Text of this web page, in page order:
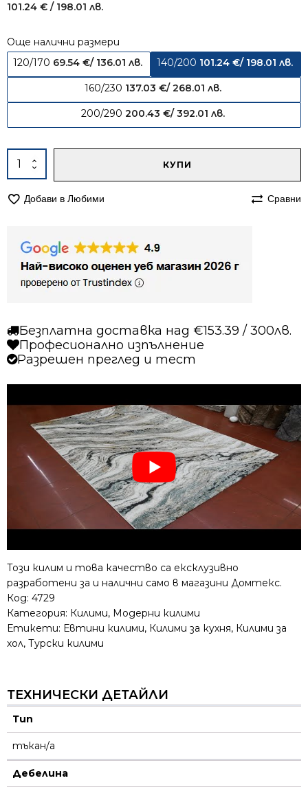
101.24 € / 198.01 лв.
Още налични размери
120/170 69.54 €/ 136.01 лв. 140/200 101.24 €/ 198.01 лв.
160/230 137.03 €/ 268.01 лв.
200/290 200.43 €/ 392.01 лв.
количество
за
140/200
бежов
син
КУПИ
Добави в Любими Сравни
Безплатна доставка над €153.39 / 300лв.
Професионално изпълнение
Разрешен преглед и тест
Този килим и това качество са ексклузивно
разработени за и налични само в магазини Домтекс.
Код: 4729
Категория: Килими, Модерни килими
Етикети: Евтини килими, Килими за кухня, Килими за
хол, Турски килими
ТЕХНИЧЕСКИ ДЕТАЙЛИ
Тип
тъкан/а
Дебелина